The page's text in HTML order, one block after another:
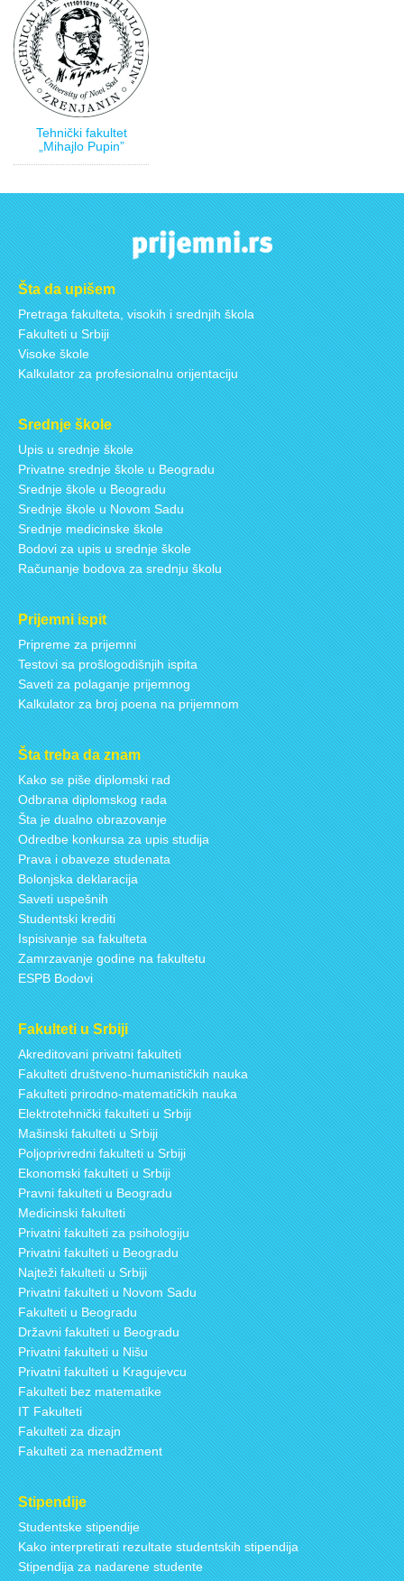
Tehnički fakultet
„Mihajlo Pupin”
Šta da upišem
Pretraga fakulteta, visokih i srednjih škola
Fakulteti u Srbiji
Visoke škole
Kalkulator za profesionalnu orijentaciju
Srednje škole
Upis u srednje škole
Privatne srednje škole u Beogradu
Srednje škole u Beogradu
Srednje škole u Novom Sadu
Srednje medicinske škole
Bodovi za upis u srednje škole
Računanje bodova za srednju školu
Prijemni ispit
Pripreme za prijemni
Testovi sa prošlogodišnjih ispita
Saveti za polaganje prijemnog
Kalkulator za broj poena na prijemnom
Šta treba da znam
Kako se piše diplomski rad
Odbrana diplomskog rada
Šta je dualno obrazovanje
Odredbe konkursa za upis studija
Prava i obaveze studenata
Bolonjska deklaracija
Saveti uspešnih
Studentski krediti
Ispisivanje sa fakulteta
Zamrzavanje godine na fakultetu
ESPB Bodovi
Fakulteti u Srbiji
Akreditovani privatni fakulteti
Fakulteti društveno-humanističkih nauka
Fakulteti prirodno-matematičkih nauka
Elektrotehnički fakulteti u Srbiji
Mašinski fakulteti u Srbiji
Poljoprivredni fakulteti u Srbiji
Ekonomski fakulteti u Srbiji
Pravni fakulteti u Beogradu
Medicinski fakulteti
Privatni fakulteti za psihologiju
Privatni fakulteti u Beogradu
Najteži fakulteti u Srbiji
Privatni fakulteti u Novom Sadu
Fakulteti u Beogradu
Državni fakulteti u Beogradu
Privatni fakulteti u Nišu
Privatni fakulteti u Kragujevcu
Fakulteti bez matematike
IT Fakulteti
Fakulteti za dizajn
Fakulteti za menadžment
Stipendije
Studentske stipendije
Kako interpretirati rezultate studentskih stipendija
Stipendija za nadarene studente